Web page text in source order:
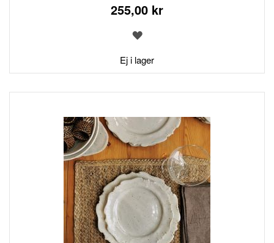
255,00 kr
Ej i lager
LÄGG
I
ÖNSKELISTA